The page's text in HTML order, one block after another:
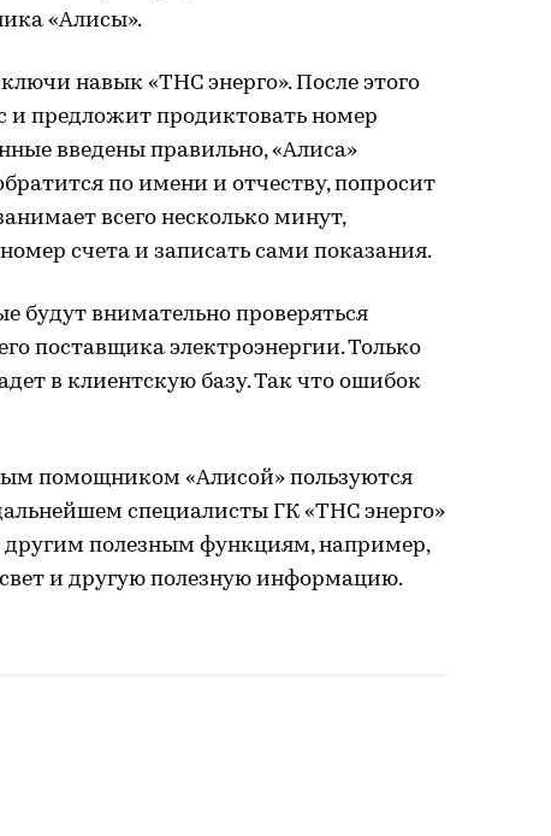
«Алисы».
навык «ТНС энерго». После этого
и предложит продиктовать номер
введены правильно, «Алиса»
по имени и отчеству, попросит
всего несколько минут,
счета и записать сами показания.
будут внимательно проверяться
поставщика электроэнергии. Только
в клиентскую базу. Так что ошибок
помощником «Алисой» пользуются
специалисты ГК «ТНС энерго»
другим полезным функциям, например,
и другую полезную информацию.